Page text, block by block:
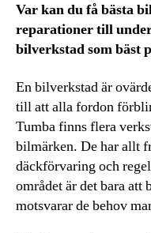
Var kan du få bästa
reparationer till
bilverkstad som bäst
En bilverkstad är
till att alla fordon
Tumba finns flera
bilmärken. De har allt
däckförvaring och
området är det bara att
motsvarar de behov